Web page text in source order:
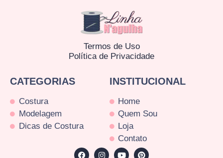
Termos de Uso
Política de Privacidade
CATEGORIAS
Costura
Modelagem
Dicas de Costura
INSTITUCIONAL
Home
Quem Sou
Loja
Contato